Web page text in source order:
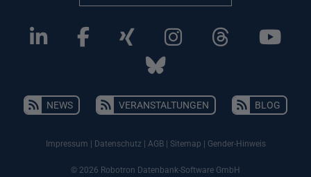
NEWS VERANSTALTUNGEN BLOG
Impressum Datenschutz AGB Sitemap Gender-Hinweis
© 2026 Robotron Datenbank-Software GmbH